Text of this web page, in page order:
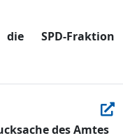
SPD-Fraktion
des Amtes